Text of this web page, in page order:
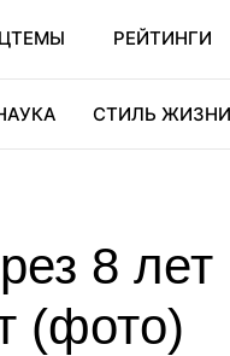
РЕЙТИНГИ
СТИЛЬ ЖИЗНИ
8 лет
(фото)